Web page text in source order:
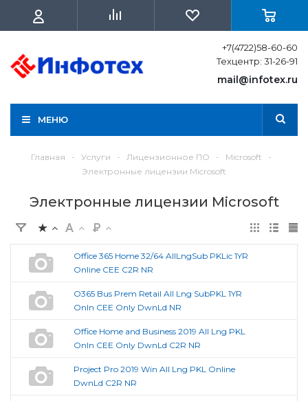
+7(4722)58-60-60
Техцентр: 31-26-91
mail@infotex.ru
МЕНЮ
Главная - Услуги - Лицензионное ПО - Microsoft
-
Электронные лицензии Microsoft
Электронные лицензии Microsoft
Office 365 Home 32/64 AllLngSub PKLic 1YR
Online CEE C2R NR
O365 Bus Prem Retail All Lng SubPKL 1YR
Onln CEE Only DwnLd NR
Office Home and Business 2019 All Lng PKL
Onln CEE Only DwnLd C2R NR
Project Pro 2019 Win All Lng PKL Online
DwnLd C2R NR